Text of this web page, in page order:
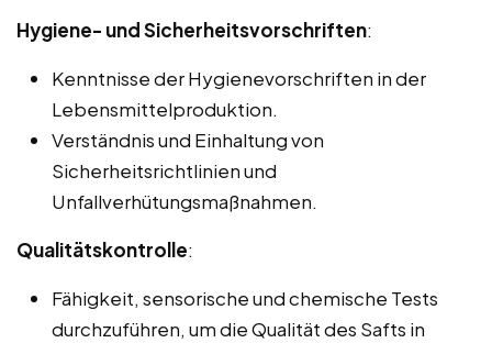
Hygiene- und Sicherheitsvorschriften:
Kenntnisse der Hygienevorschriften in der
Lebensmittelproduktion.
Verständnis und Einhaltung von
Sicherheitsrichtlinien und
Unfallverhütungsmaßnahmen.
Qualitätskontrolle:
Fähigkeit, sensorische und chemische Tests
durchzuführen, um die Qualität des Safts in